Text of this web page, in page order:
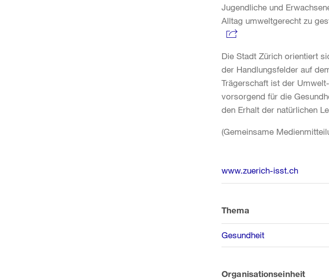
Jugendliche und
Alltag umweltgerecht zu
Die Stadt Zürich orientiert
der Handlungsfelder auf
Trägerschaft ist der
vorsorgend für die
den Erhalt der natürlichen
(Gemeinsame
Weitere
Informationen
www.zuerich-isst.ch
Thema
Gesundheit
Organisationseinheit